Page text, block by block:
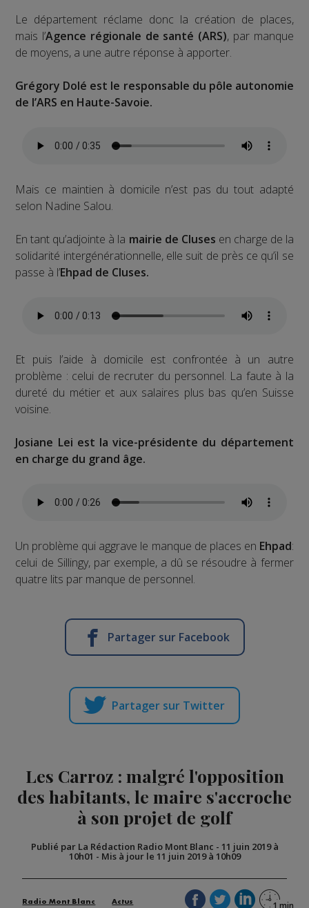
Le département réclame donc la création de places,
mais l’Agence régionale de santé (ARS), par manque
de moyens, a une autre réponse à apporter.
Grégory Dolé est le responsable du pôle autonomie
de l’ARS en Haute-Savoie.
Mais ce maintien à domicile n’est pas du tout adapté
selon Nadine Salou.
En tant qu’adjointe à la mairie de Cluses en charge de la
solidarité intergénérationnelle, elle suit de près ce qu’il se
passe à l’Ehpad de Cluses.
Et puis l’aide à domicile est confrontée à un autre
problème : celui de recruter du personnel. La faute à la
dureté du métier et aux salaires plus bas qu’en Suisse
voisine.
Josiane Lei est la vice-présidente du département
en charge du grand âge.
Un problème qui aggrave le manque de places en Ehpad:
celui de Sillingy, par exemple, a dû se résoudre à fermer
quatre lits par manque de personnel.
Partager sur Facebook
Partager sur Twitter
Les Carroz : malgré l'opposition
des habitants, le maire s'accroche
à son projet de golf
Publié par La Rédaction Radio Mont Blanc - 11 juin 2019 à
10h01 - Mis à jour le 11 juin 2019 à 10h09
Radio Mont Blanc Actus